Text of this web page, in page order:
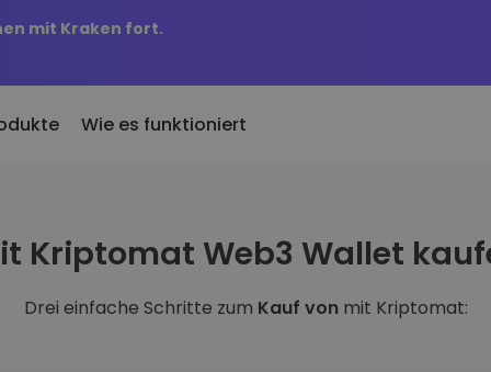
mit Kraken fort.
Kriptomat hinzugefügte
ich für 100 € gekauft
KriptoEarn
Verdienen Sie Prämien für Ihre
Tresor
Wie es funktioniert
Kriptomat Web3 Wallet
Drei einfache Schritte zum Kauf von mit Kriptomat: